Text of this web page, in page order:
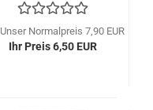
Unser Normalpreis 7,90 EUR
Ihr Preis 6,50 EUR